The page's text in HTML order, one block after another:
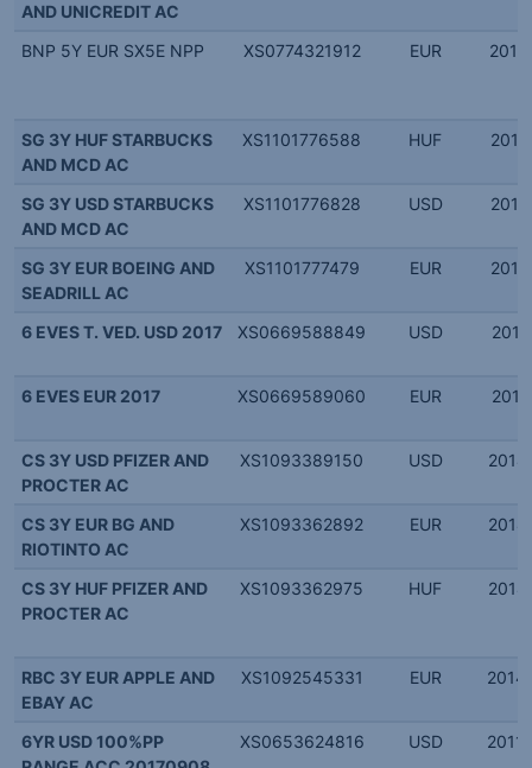
AND UNICREDIT AC
BNP 5Y EUR SX5E NPP XS0774321912 EUR
SG 3Y HUF STARBUCKS
AND MCD AC
XS1101776588 HUF
SG 3Y USD STARBUCKS
AND MCD AC
XS1101776828 USD
SG 3Y EUR BOEING AND
SEADRILL AC
XS1101777479 EUR
6 EVES T. VED. USD 2017 XS0669588849 USD
6 EVES EUR 2017 XS0669589060 EUR
CS 3Y USD PFIZER AND
PROCTER AC
XS1093389150 USD
CS 3Y EUR BG AND
RIOTINTO AC
XS1093362892 EUR
CS 3Y HUF PFIZER AND
PROCTER AC
XS1093362975 HUF
RBC 3Y EUR APPLE AND
EBAY AC
XS1092545331 EUR
6YR USD 100%PP
XS0653624816 USD